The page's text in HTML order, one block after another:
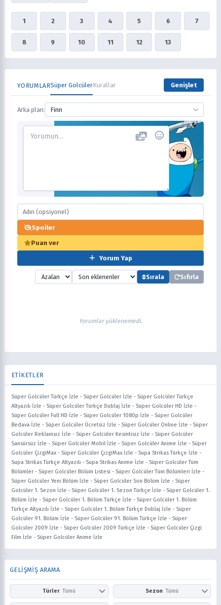
1 2 3 4 5 6 7
8 9 10 11 12 13
YORUMLARSüper GolcülerKurallar Genişlet
Arka plan: Finn
Spoiler
Puan ver
Yorum Yap
Sırala Sıfırla
Yorumlar yüklenemedi.
ETİKETLER
Süper Golcüler Türkçe İzle - Süper Golcüler İzle - Süper Golcüler Türkçe
Altyazılı İzle - Süper Golcüler Türkçe Dublaj İzle - Süper Golcüler HD İzle -
Süper Golcüler Full HD İzle - Süper Golcüler 1080p İzle - Süper Golcüler
Bedava İzle - Süper Golcüler Ücretsiz İzle - Süper Golcüler Online İzle - Süper
Golcüler Reklamsız İzle - Süper Golcüler Kesintisiz İzle - Süper Golcüler
Sansürsüz İzle - Süper Golcüler Mobil İzle - Süper Golcüler Anime İzle - Süper
Golcüler ÇizgiMax - Süper Golcüler ÇizgiMax İzle - Supa Strikas Türkçe İzle -
Supa Strikas Türkçe Altyazılı - Supa Strikas Anime İzle - Süper Golcüler Tüm
Bölümler - Süper Golcüler Bölüm Listesi - Süper Golcüler Tüm Bölümleri İzle -
Süper Golcüler Yeni Bölüm İzle - Süper Golcüler Son Bölüm İzle - Süper
Golcüler 1. Sezon İzle - Süper Golcüler 1. Sezon Türkçe İzle - Süper Golcüler 1.
Bölüm İzle - Süper Golcüler 1. Bölüm Türkçe İzle - Süper Golcüler 1. Bölüm
Türkçe Altyazılı İzle - Süper Golcüler 1. Bölüm Türkçe Dublaj İzle - Süper
Golcüler 91. Bölüm İzle - Süper Golcüler 91. Bölüm Türkçe İzle - Süper
Golcüler 2009 İzle - Süper Golcüler 2009 Türkçe İzle - Süper Golcüler Çizgi
Film İzle - Süper Golcüler Anime İzle
GELİŞMİŞ ARAMA
Türler Tümü Sezon Tümü